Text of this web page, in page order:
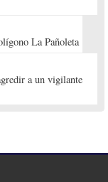
La Pañoleta
a un vigilante